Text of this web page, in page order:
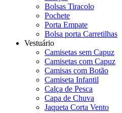
Bolsas Tiracolo
Pochete
Porta Empate
Bolsa porta Carretilhas
Vestuário
Camisetas sem Capuz
Camisetas com Capuz
Camisas com Botão
Camiseta Infantil
Calça de Pesca
Capa de Chuva
Jaqueta Corta Vento